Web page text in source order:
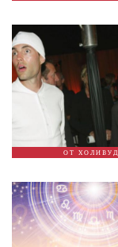
ОТ ХОЛИВУД